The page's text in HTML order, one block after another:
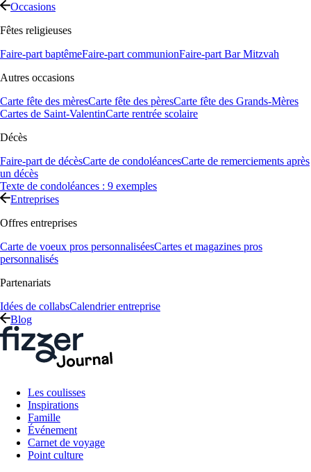
Occasions
Fêtes religieuses
Faire-part baptêmeFaire-part communionFaire-part Bar Mitzvah
Autres occasions
Carte fête des mèresCarte fête des pèresCarte fête des Grands-Mères
Cartes de Saint-ValentinCarte rentrée scolaire
Décès
Faire-part de décèsCarte de condoléancesCarte de remerciements après
un décès
Texte de condoléances : 9 exemples
Entreprises
Offres entreprises
Carte de voeux pros personnaliséesCartes et magazines pros
personnalisés
Partenariats
Idées de collabsCalendrier entreprise
Blog
Les coulisses
Inspirations
Famille
Événement
Carnet de voyage
Point culture